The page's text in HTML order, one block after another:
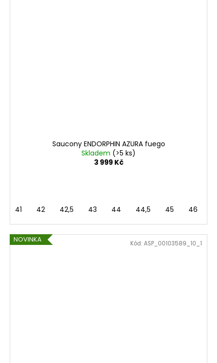
Saucony ENDORPHIN AZURA fuego
Skladem (>5 ks)
3 999 Kč
41 42 42,5 43 44 44,5 45 46
NOVINKA Kód: ASP_00103589_10_1